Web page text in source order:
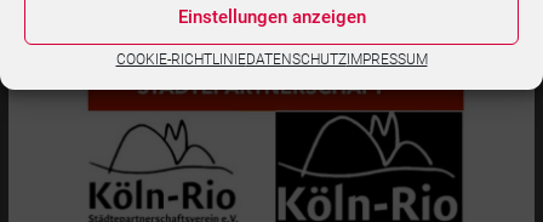
Einstellungen anzeigen
COOKIE-RICHTLINIEDATENSCHUTZIMPRESSUM